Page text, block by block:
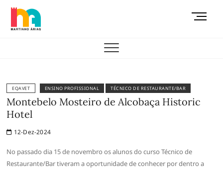
Skip
content
M
t
EQAVET ENSINO PROFISSIONAL TÉCNICO DE RESTAURANTE/BAR
Montebelo Mosteiro de Alcobaça Historic
Hotel
12-Dez-2024
No passado dia 15 de novembro os alunos do curso Técnico de
Restaurante/Bar tiveram a oportunidade de conhecer por dentro a